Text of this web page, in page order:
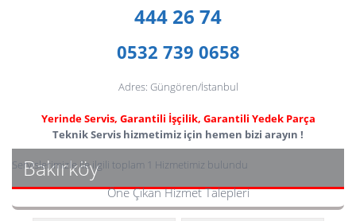
444 26 74
0532 739 0658
Adres: Güngören/İstanbul
Yerinde Servis, Garantili İşçilik, Garantili Yedek Parça
Teknik Servis hizmetimiz için hemen bizi arayın !
Bakırköy
Servislerimizle ile ilgili toplam 1 Hizmetimiz bulundu
Öne Çıkan Hizmet Talepleri